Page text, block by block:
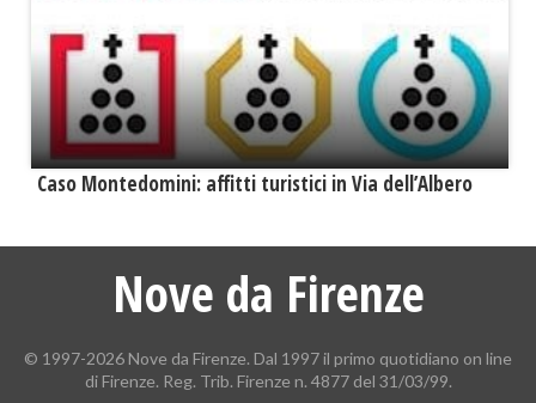
Caso Montedomini: affitti turistici in Via dell’Albero
Nove da Firenze
© 1997-2026 Nove da Firenze. Dal 1997 il primo quotidiano on line
di Firenze. Reg. Trib. Firenze n. 4877 del 31/03/99.